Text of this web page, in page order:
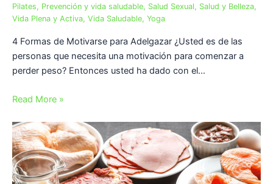
Pilates, Prevención y vida saludable, Salud Sexual, Salud y Belleza,
Vida Plena y Activa, Vida Saludable, Yoga
4 Formas de Motivarse para Adelgazar ¿Usted es de las
personas que necesita una motivación para comenzar a
perder peso? Entonces usted ha dado con el…
Read More »